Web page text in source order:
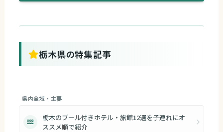
栃木県の特集記事
県内全域・主要
栃木のプール付きホテル・旅館12選を子連れにオ
ススメ順で紹介